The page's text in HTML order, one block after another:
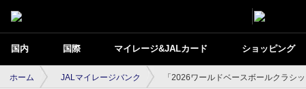
国内 国際 マイレージ&JALカード ショッピング
ホーム JALマイレージバンク 「2026ワールドベースボールクラシ